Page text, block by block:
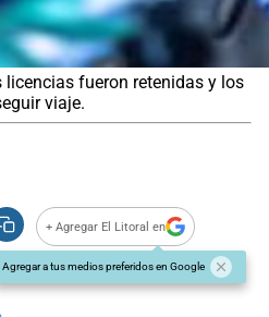
licencias fueron retenidas y los
viaje.
+ Agregar El Litoral en
Agregar a tus medios preferidos en Google